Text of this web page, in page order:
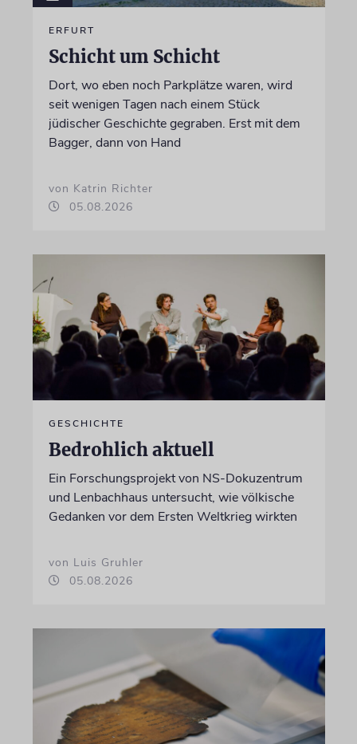
ERFURT
Schicht um Schicht
Dort, wo eben noch Parkplätze waren, wird
seit wenigen Tagen nach einem Stück
jüdischer Geschichte gegraben. Erst mit dem
Bagger, dann von Hand
von Katrin Richter
05.08.2026
GESCHICHTE
Bedrohlich aktuell
Ein Forschungsprojekt von NS-Dokuzentrum
und Lenbachhaus untersucht, wie völkische
Gedanken vor dem Ersten Weltkrieg wirkten
von Luis Gruhler
05.08.2026